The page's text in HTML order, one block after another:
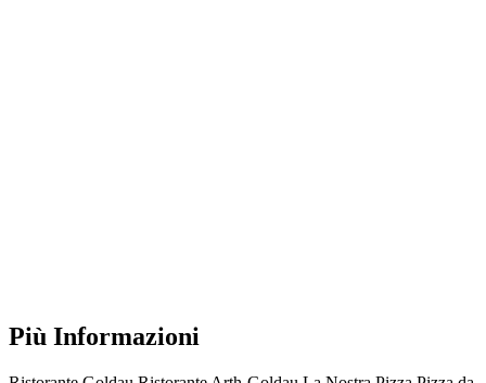
Più Informazioni